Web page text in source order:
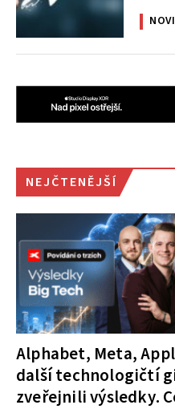
NEJČTENĚJŠÍ
Alphabet, Meta,
další technologičtí
zveřejnili výsledky.